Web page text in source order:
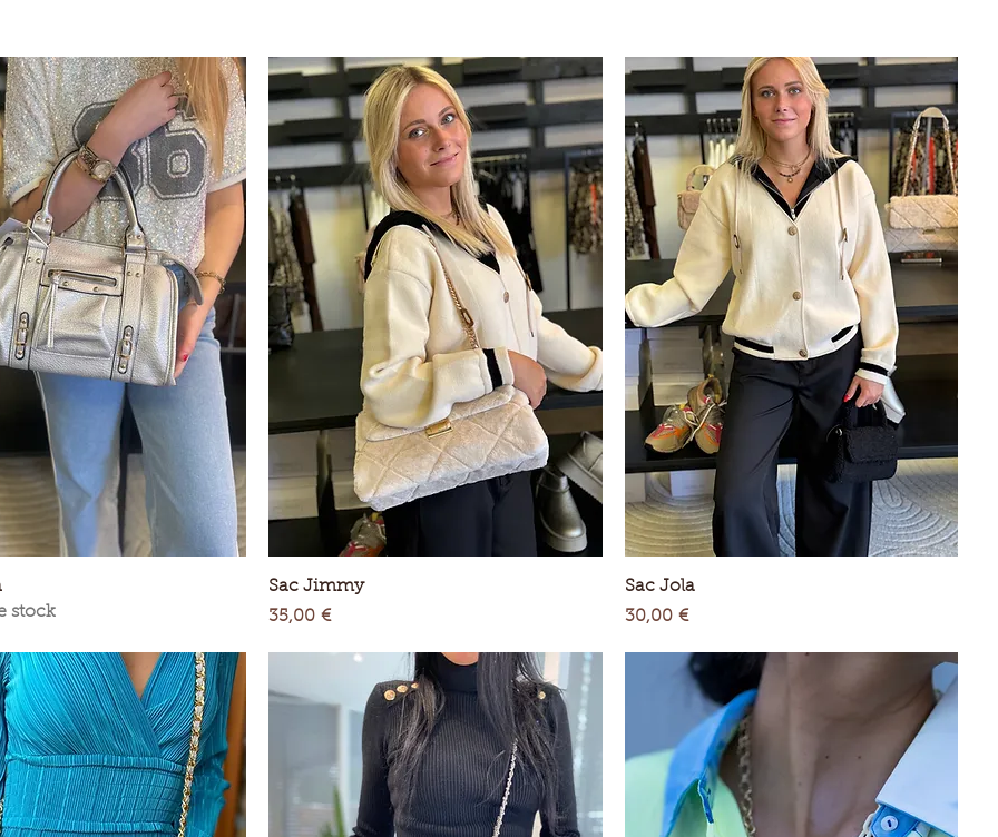
stock
Sac Jimmy
Prix
35,00 €
Sac Jola
Prix
30,00 €